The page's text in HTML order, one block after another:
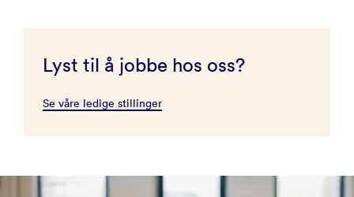
Lyst til å jobbe hos oss?
Se våre ledige stillinger